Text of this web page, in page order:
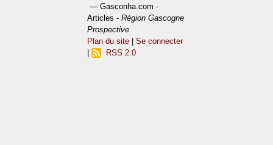
— Gasconha.com -
Articles -Région Gascogne
Prospective
Plan du site |Se connecter
RSS 2.0